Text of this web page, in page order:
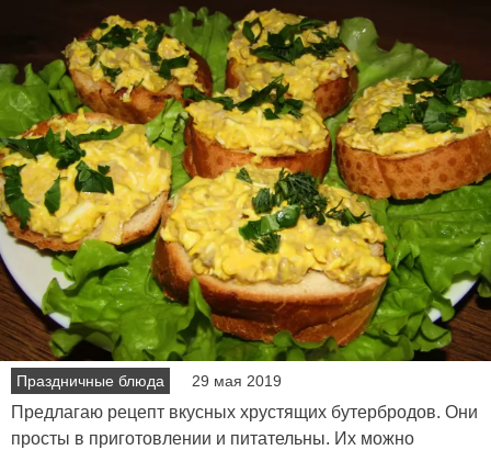
Праздничные блюда 29 мая 2019
Предлагаю рецепт вкусных хрустящих бутербродов. Они
просты в приготовлении и питательны. Их можно